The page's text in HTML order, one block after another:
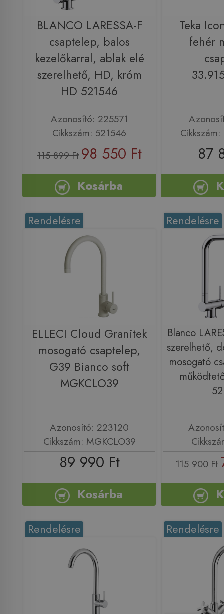
BLANCO LARESSA-F
csaptelep, balos
kezelőkarral, ablak elé
szerelhető, HD, króm
HD 521546
Azonosító: 225571
Cikkszám: 521546
115 899 Ft 98 550 Ft
Kosárba
Teka
fehér
87
Rendelésre
ELLECI Cloud Granitek
mosogató csaptelep,
G39 Bianco soft
MGKCLO39
Azonosító: 223120
Cikkszám: MGKCLO39
89 990 Ft
Kosárba
Rendelésre
Blanco
szerelhető,
mosogató
115 900 Ft
Rendelésre Rendelésre